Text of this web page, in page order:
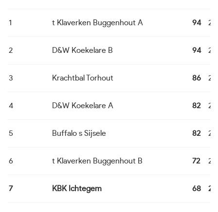
1 t Klaverken Buggenhout A 94 24
2 D&W Koekelare B 94 24
3 Krachtbal Torhout 86 24
4 D&W Koekelare A 82 24
5 Buffalo s Sijsele 82 24
6 t Klaverken Buggenhout B 72 24
7 KBK Ichtegem 68 24